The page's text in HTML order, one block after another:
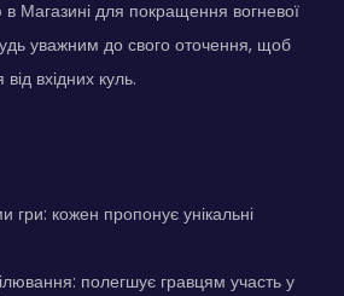
Магазині для покращення вогневої
уважним до свого оточення, щоб
вхідних куль.
гри: кожен пропонує унікальні
полегшує гравцям участь у